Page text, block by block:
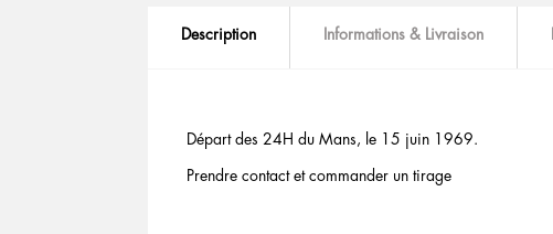
Description Informations & Livraison
Départ des 24H du Mans, le 15 juin 1969.
Prendre contact et commander un tirage